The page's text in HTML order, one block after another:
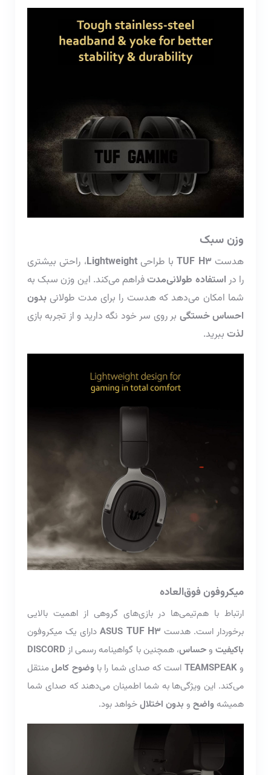
وزن سبک
هدست TUF H3با طراحیLightweight، راحتی بیشتری
را در استفاده طولانی‌مدتفراهم می‌کند. این وزن سبک به
شما امکان می‌دهد که هدست را برای مدت طولانی بدون
احساس خستگی بر روی سر خود نگه دارید و از تجربه بازی
لذت ببرید.
میکروفون فوق‌العاده
ارتباط با هم‌تیمی‌ها در بازی‌های گروهی از اهمیت بالایی
برخوردار است. هدست
ASUS TUF H3
دارای یک میکروفون
باکیفیت وحساس، همچنین با گواهینامه رسمی از DISCORD
وTEAMSPEAK است که صدای شما را باوضوح کاملمنتقل
می‌کند. این ویژگی‌ها به شما اطمینان می‌دهند که صدای شما
همیشهواضح و بدون اختلالخواهد بود.